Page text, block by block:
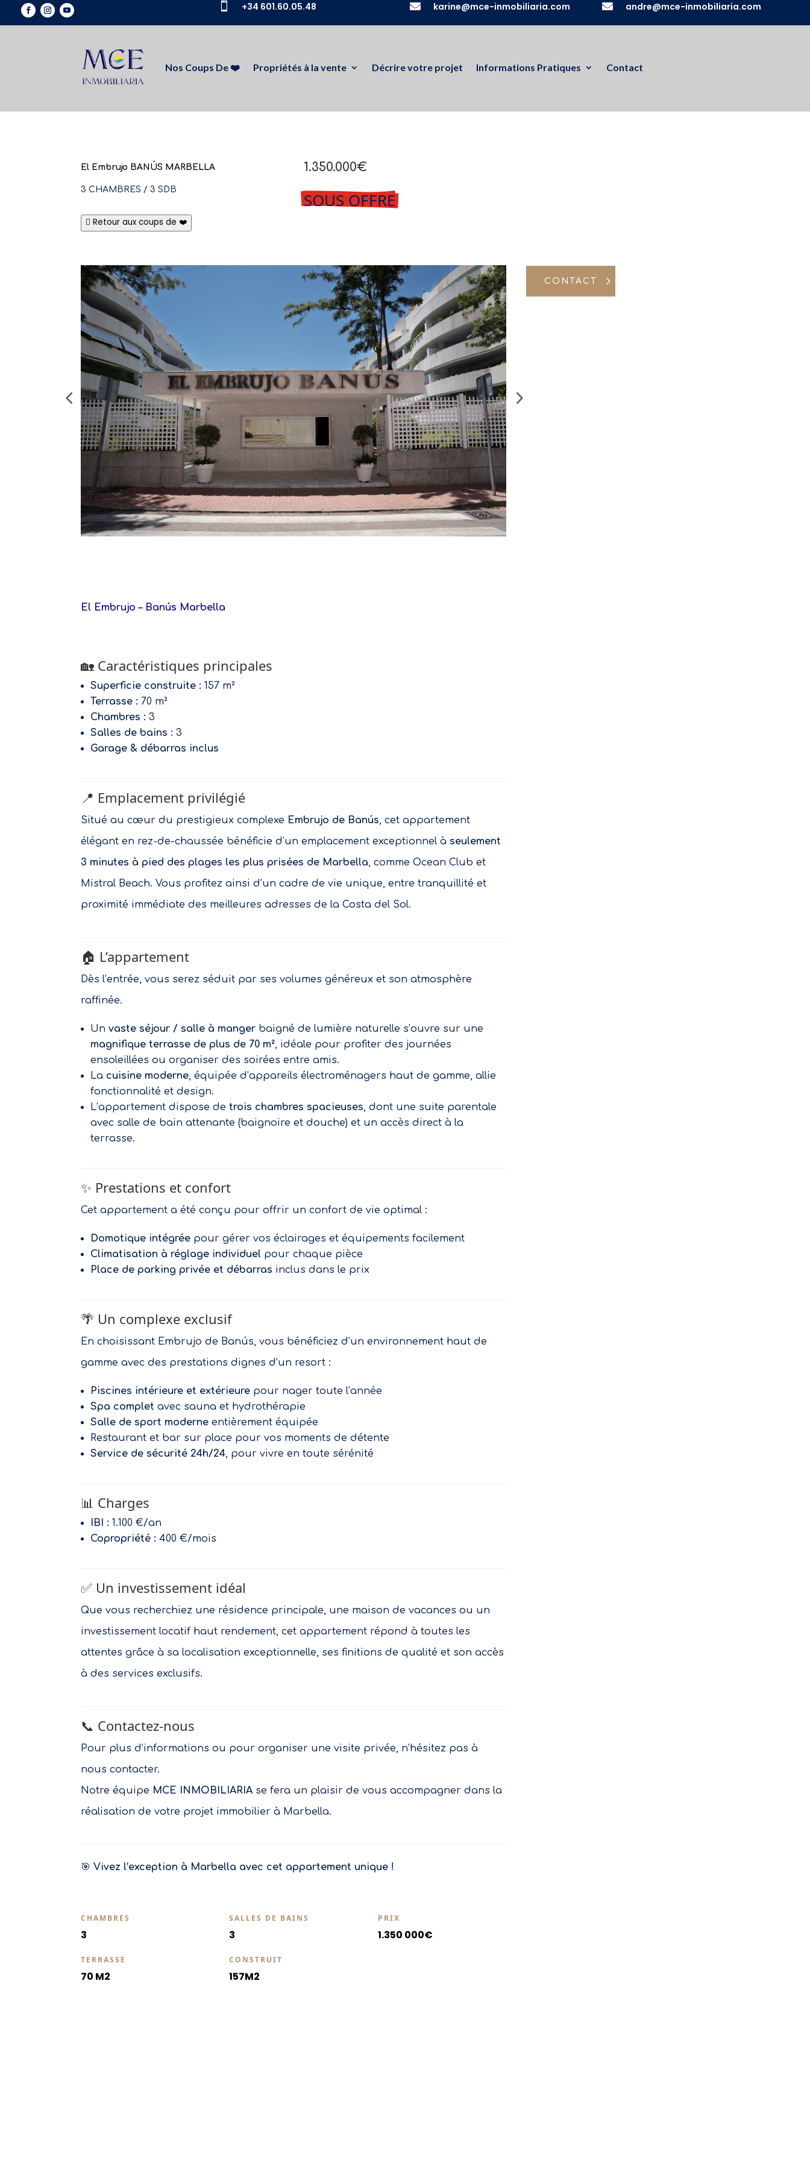
 +34 601.60.05.48  karine@mce-inmobiliaria.com  andre@mce-inmobiliaria.com
Nos Coups De ❤️ Propriétés à la vente Décrire votre projet Informations Pratiques Contact
El Embrujo BANÚS MARBELLA
3 CHAMBRES / 3 SDB
Retour aux coups de ❤️
1.350.000€
SOUS OFFRE
El Embrujo – Banús Marbella
🏡 Caractéristiques principales
Superficie construite : 157 m²
Terrasse : 70 m²
Chambres : 3
Salles de bains : 3
Garage & débarras inclus
📍 Emplacement privilégié
Situé au cœur du prestigieux complexe Embrujo de Banús, cet appartement
élégant en rez-de-chaussée bénéficie d’un emplacement exceptionnel à seulement
3 minutes à pied des plages les plus prisées de Marbella, comme Ocean Club et
Mistral Beach. Vous profitez ainsi d’un cadre de vie unique, entre tranquillité et
proximité immédiate des meilleures adresses de la Costa del Sol.
🏠 L’appartement
Dès l’entrée, vous serez séduit par ses volumes généreux et son atmosphère
raffinée.
Unvaste séjour / salle à manger baigné de lumière naturelle s’ouvre sur une
magnifique terrasse de plus de 70 m², idéale pour profiter des journées
ensoleillées ou organiser des soirées entre amis.
La cuisine moderne, équipée d’appareils électroménagers haut de gamme, allie
fonctionnalité et design.
L’appartement dispose detrois chambres spacieuses, dont une suite parentale
avec salle de bain attenante (baignoire et douche) et un accès direct à la
terrasse.
✨ Prestations et confort
Cet appartement a été conçu pour offrir un confort de vie optimal :
Domotique intégrée pour gérer vos éclairages et équipements facilement
Climatisation à réglage individuel pour chaque pièce
Place de parking privée et débarras inclus dans le prix
🌴 Un complexe exclusif
En choisissant Embrujo de Banús, vous bénéficiez d’un environnement haut de
gamme avec des prestations dignes d’un resort :
Piscines intérieure et extérieure pour nager toute l’année
Spa complet avec sauna et hydrothérapie
Salle de sport moderne entièrement équipée
Restaurant et bar sur place pour vos moments de détente
Service de sécurité 24h/24, pour vivre en toute sérénité
📊 Charges
IBI : 1.100 €/an
Copropriété : 400 €/mois
✅ Un investissement idéal
Que vous recherchiez une résidence principale, une maison de vacances ou un
investissement locatif haut rendement, cet appartement répond à toutes les
attentes grâce à sa localisation exceptionnelle, ses finitions de qualité et son accès
à des services exclusifs.
📞 Contactez-nous
Pour plus d’informations ou pour organiser une visite privée, n’hésitez pas à
nous contacter.
Notre équipe MCE INMOBILIARIA se fera un plaisir de vous accompagner dans la
réalisation de votre projet immobilier à Marbella.
🎯 Vivez l’exception à Marbella avec cet appartement unique !
CHAMBRES
3
TERRASSE
70 M2
SALLES DE BAINS
3
CONSTRUIT
157M2
PRIX
1.350 000€
CONTACT